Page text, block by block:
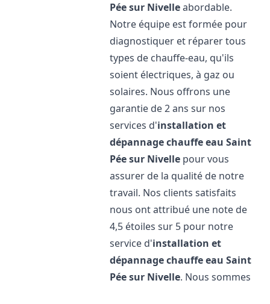
Pée sur Nivelleabordable.
Notre équipe est formée pour
diagnostiquer et réparer tous
types de chauffe-eau, qu'ils
soient électriques, à gaz ou
solaires. Nous offrons une
garantie de 2 ans sur nos
services d'installation et
dépannage chauffe eau Saint
Pée sur Nivelle pour vous
assurer de la qualité de notre
travail. Nos clients satisfaits
nous ont attribué une note de
4,5 étoiles sur 5 pour notre
service d'installation et
dépannage chauffe eau Saint
Pée sur Nivelle. Nous sommes